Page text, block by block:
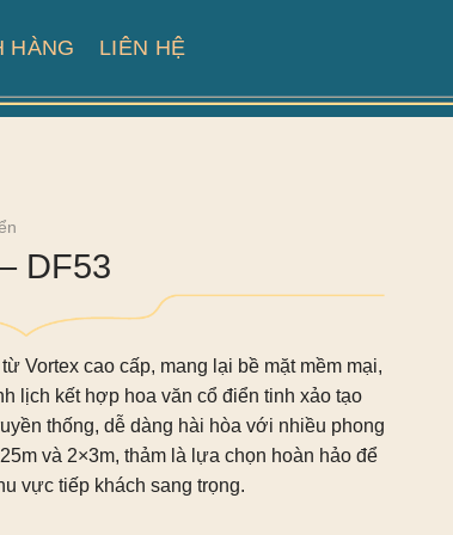
HÀNG LIÊN HỆ
DF53
Vortex cao cấp, mang lại bề mặt mềm mại,
lịch kết hợp hoa văn cổ điển tinh xảo tạo
thống, dễ dàng hài hòa với nhiều phong
và 2×3m, thảm là lựa chọn hoàn hảo để
vực tiếp khách sang trọng.